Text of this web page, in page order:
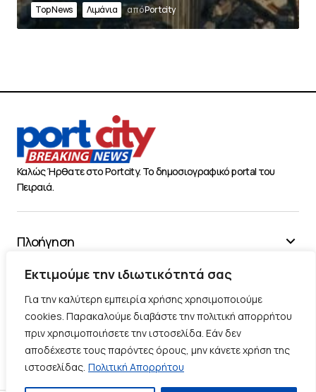
Εκτιμούμε την ιδιωτικότητά σας
Για την καλύτερη εμπειρία χρήσης χρησιμοποιούμε
cookies. Παρακαλούμε διαβάστε την πολιτική απορρήτου
πριν χρησιμοποιήσετε την ιστοσελίδα. Εάν δεν
αποδέχεστε τους παρόντες όρους, μην κάνετε χρήση της
ιστοσελίδας. Πολιτική Απορρήτου
Top News Λιμάνια απόPortcity
Καλώς Ήρθατε στο Portcity. Το δημοσιογραφικό portal του
Πειραιά.
Πλοήγηση
Χρήσιμα
Διάφορα
Ακολουθήστε μας